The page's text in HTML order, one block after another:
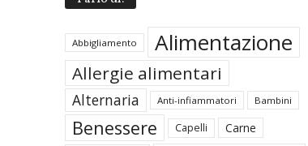
Abbigliamento Alimentazione
Allergie alimentari
Alternaria Anti-infiammatori Bambini
Benessere Capelli Carne